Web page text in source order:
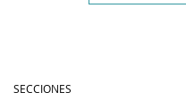
SECCIONES